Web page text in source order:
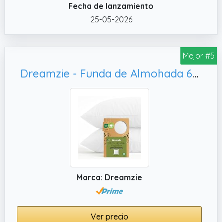
✔️ Lavable Y Apta Para Secadora: la funda
de almohada es lavable a 60 grados, apta
Fecha de lanzamiento
25-05-2026
Mejor #5
Dreamzie - Funda de Almohada 60x60 cm Algodón Orgánico - Juego de 2-100% Algodón - Blanco - Funda Almohada Algodon 50x70 con Cremallera - Oeko-Tex
Marca: Dreamzie
Ver precio